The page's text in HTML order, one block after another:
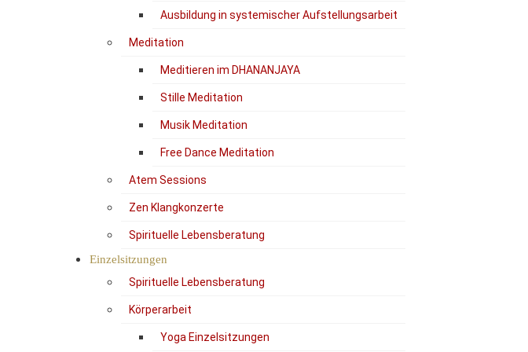
Ausbildung in systemischer Aufstellungsarbeit
Meditation
Meditieren im DHANANJAYA
Stille Meditation
Musik Meditation
Free Dance Meditation
Atem Sessions
Zen Klangkonzerte
Spirituelle Lebensberatung
Einzelsitzungen
Spirituelle Lebensberatung
Körperarbeit
Yoga Einzelsitzungen